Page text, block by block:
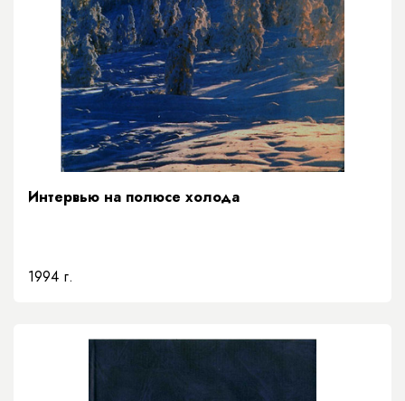
Интервью на полюсе холода
1994 г.